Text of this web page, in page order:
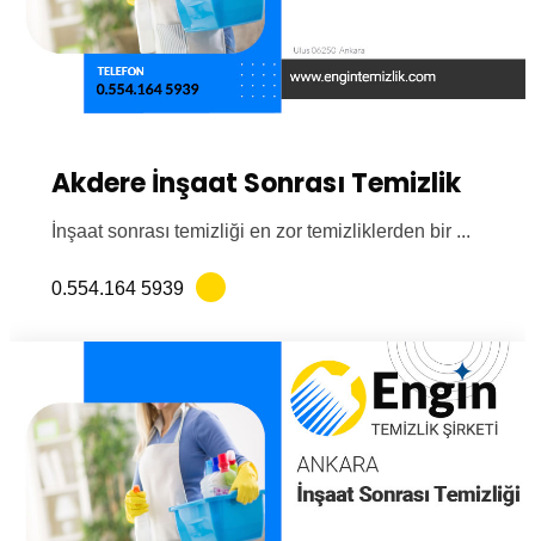
Akdere İnşaat Sonrası Temizlik
İnşaat sonrası temizliği en zor temizliklerden bir ...
0.554.164 5939